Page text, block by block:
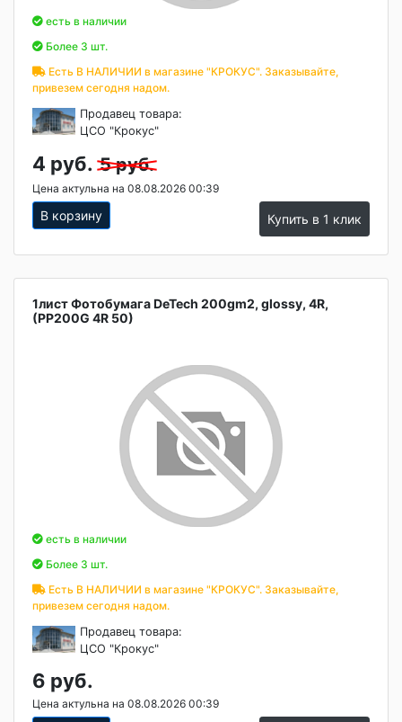
есть в наличии
Более 3 шт.
Есть В НАЛИЧИИ в магазине "КРОКУС". Заказывайте,
привезем сегодня надом.
Продавец товара:
ЦСО "Крокус"
4 руб. 5 руб.
Цена актульна на 08.08.2026 00:39
В корзину Купить в 1 клик
1лист Фотобумага DeTech 200gm2, glossy, 4R,
(PP200G 4R 50)
есть в наличии
Более 3 шт.
Есть В НАЛИЧИИ в магазине "КРОКУС". Заказывайте,
привезем сегодня надом.
Продавец товара:
ЦСО "Крокус"
6 руб.
Цена актульна на 08.08.2026 00:39